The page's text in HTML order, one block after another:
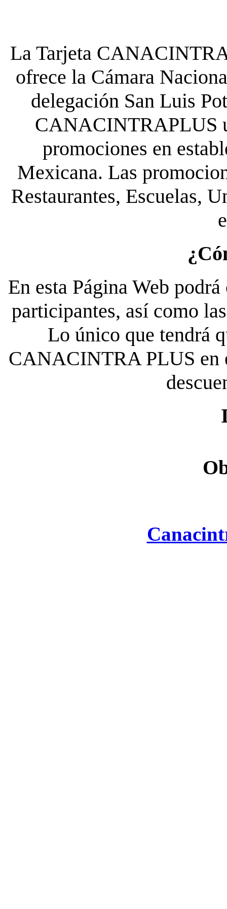
La Tarjeta
ofrece la Cámara
delegación San Luis
CANACINTRAPLUS
promociones en
Mexicana. Las
Restaurantes, Escuelas,
En esta Página Web
participantes, así como
Lo único que tendrá
CANACINTRA PLUS en